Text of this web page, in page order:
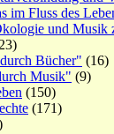
im Fluss des
und Musik
Bücher" (16)
Musik" (9)
(150)
(171)